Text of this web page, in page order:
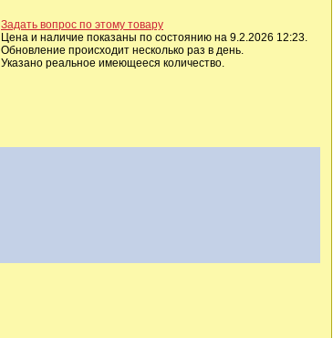
Задать вопрос по этому товару
Цена и наличие показаны по состоянию на 9.2.2026 12:23.
Обновление происходит несколько раз в день.
Указано реальное имеющееся количество.